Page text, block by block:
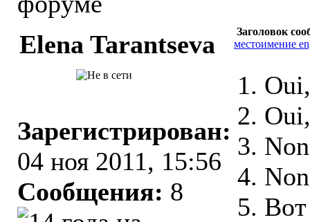
Elena Tarantseva
Заголовок
местоимение
Зарегистрирован:
04 ноя 2011, 15:56
Сообщения: 8
1.
2.
3.
4.
5.